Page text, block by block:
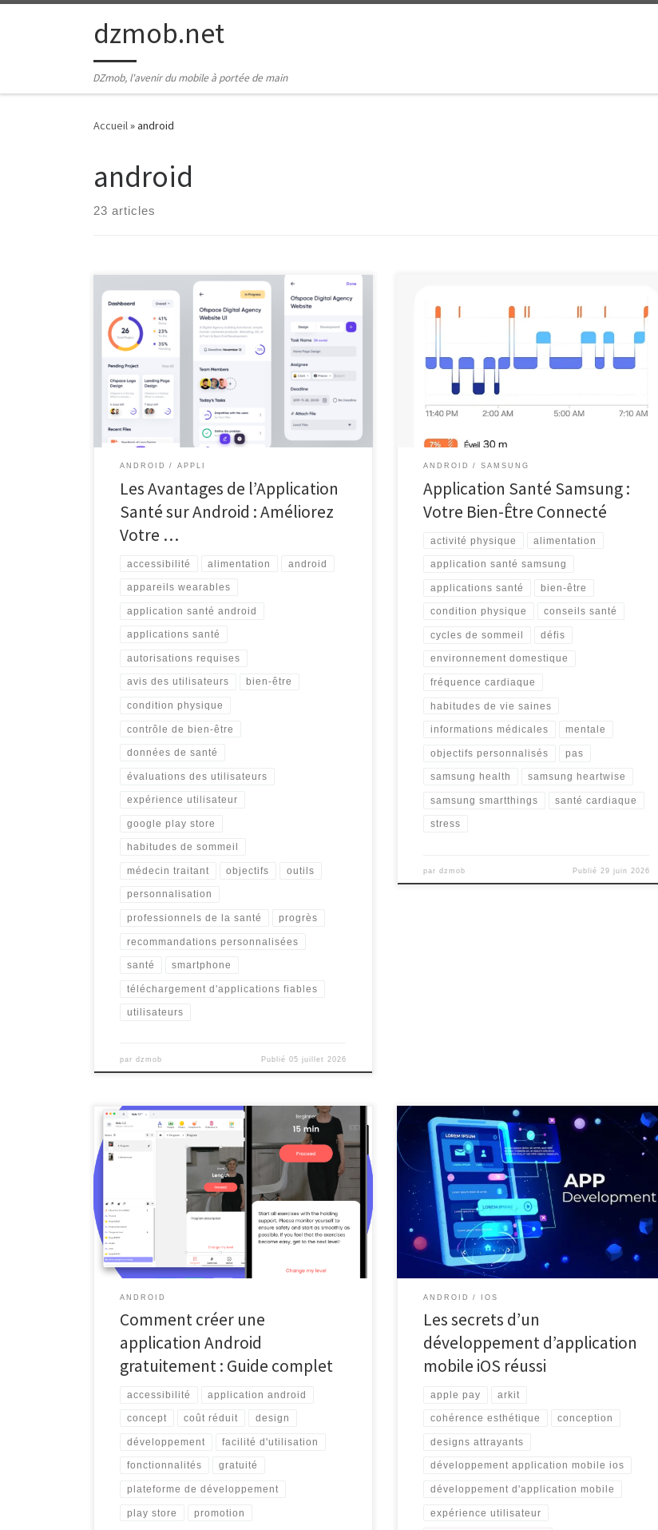
Passer au contenudzmob.net
DZmob, l'avenir du mobile à portée de main
Accueil»android
android
23 articles
Application Santé Android Les Avantages des
Applications de Santé sur Android Les applications de
santé sur Android sont devenues des outils essentiels
pour les utilisateurs soucieux de leur bien-être. Que ce
soit pour suivre leur condition physique, gérer leur
alimentation ou surveiller leurs habitudes de sommeil,
ces applications offrent une […]
ANDROID APPLI
Les Avantages de l’Application
Santé sur Android : Améliorez
Votre …
accessibilité alimentation android
appareils wearables
application santé android
applications santé
autorisations requises
avis des utilisateurs bien-être
condition physique
contrôle de bien-être
données de santé
évaluations des utilisateurs
expérience utilisateur
google play store
habitudes de sommeil
médecin traitant objectifs outils
personnalisation
professionnels de la santé progrès
recommandations personnalisées
santé smartphone
téléchargement d'applications fiables
utilisateurs
pardzmob Publié 05 juillet 2026
Les Applications Santé Samsung : Votre Bien-Être à
Portée de Main De nos jours, la technologie joue un
rôle de plus en plus important dans notre vie
quotidienne, y compris dans le domaine de la santé.
Samsung, l’un des principaux fabricants d’appareils
électroniques, propose une gamme d’applications
santé innovantes pour […]
ANDROID SAMSUNG
Application Santé Samsung :
Votre Bien-Être Connecté
activité physique alimentation
application santé samsung
applications santé bien-être
condition physique conseils santé
cycles de sommeil défis
environnement domestique
fréquence cardiaque
habitudes de vie saines
informations médicales mentale
objectifs personnalisés pas
samsung health samsung heartwise
samsung smartthings santé cardiaque
stress
pardzmob Publié 29 juin 2026
Créer une application Android gratuitement Créer une
application Android gratuitement Avec l’essor de la
technologie mobile, la création d’une application
Android est devenue plus accessible que jamais. Que
vous soyez un entrepreneur en herbe, un
développeur amateur ou simplement quelqu’un avec
une idée géniale, vous pouvez désormais concrétiser
votre vision […]
ANDROID
Comment créer une
application Android
gratuitement : Guide complet
accessibilité application android
concept coût réduit design
développement facilité d'utilisation
fonctionnalités gratuité
plateforme de développement
play store promotion
Développement d’application mobile iOS : Créez des
expériences utilisateur exceptionnelles Le
développement d’applications mobiles pour iOS est
une étape essentielle pour les entreprises cherchant à
atteindre un public plus large et à offrir des services
innovants. Avec la popularité croissante des appareils
Apple tels que l’iPhone et l’iPad, il est […]
ANDROID IOS
Les secrets d’un
développement d’application
mobile iOS réussi
apple pay arkit
cohérence esthétique conception
designs attrayants
développement application mobile ios
développement d'application mobile
expérience utilisateur